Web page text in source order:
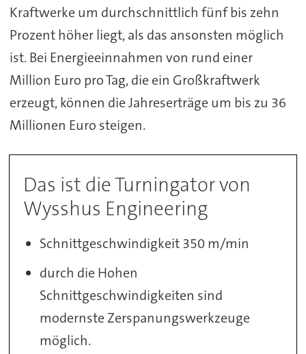
Kraftwerke um durchschnittlich fünf bis zehn
Prozent höher liegt, als das ansonsten möglich
ist. Bei Energieeinnahmen von rund einer
Million Euro pro Tag, die ein Großkraftwerk
erzeugt, können die Jahreserträge um bis zu 36
Millionen Euro steigen.
Das ist die Turningator von
Wysshus Engineering
Schnittgeschwindigkeit 350 m/min
durch die Hohen
Schnittgeschwindigkeiten sind
modernste Zerspanungswerkzeuge
möglich.